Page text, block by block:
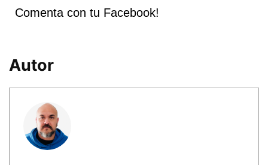
Comenta con tu Facebook!
Autor